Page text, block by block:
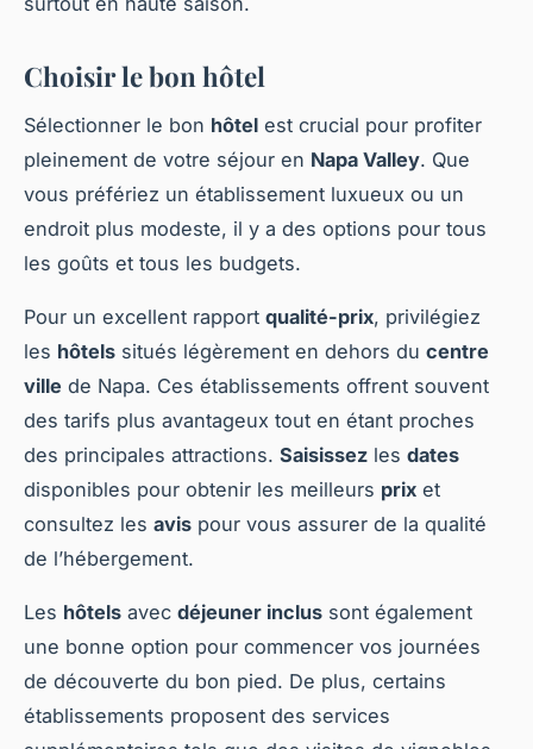
Choisir le bon hôtel
Sélectionner le bon hôtel est crucial pour profiter
pleinement de votre séjour en Napa Valley. Que
vous préfériez un établissement luxueux ou un
endroit plus modeste, il y a des options pour tous
les goûts et tous les budgets.
Pour un excellent rapport qualité-prix, privilégiez
les hôtels situés légèrement en dehors du centre
ville de Napa. Ces établissements offrent souvent
des tarifs plus avantageux tout en étant proches
des principales attractions. Saisissez les dates
disponibles pour obtenir les meilleurs prix et
consultez les avis pour vous assurer de la qualité
de l’hébergement.
Les hôtels avec déjeuner inclus sont également
une bonne option pour commencer vos journées
de découverte du bon pied. De plus, certains
établissements proposent des services